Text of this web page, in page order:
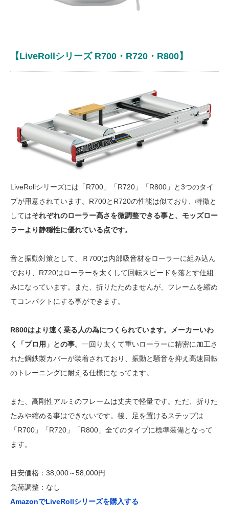
【LiveRollシリーズ R700・R720・R800】
LiveRollシリーズには「R700」「R720」「R800」と3つのタイ
プが用意されています。R700とR720の性能は似ており、特徴と
してはそれぞれのローラー高さを微調整できる事と、モッズロー
ラーより静穏性に優れている点です。
音と振動対策として、Ｒ700は内部吸音材をローラーに組み込ん
でおり、R720はローラーを太くして回転スピードを落とす仕組
みになっています。また、折りたためませんが、フレームを縮め
てコンパクトにする事ができます。
R800はより速く乗る人の為につくられています。メーカーいわ
く「プロ用」との事。 一回り太くて重いローラーに精密に加工さ
れた鋼鉄製カバーが装着されており、振動と騒音を抑え高速回転
のトレーニングに耐える仕様になってます。
また、高剛性アルミのフレームは丈夫で軽量です。ただ、折りた
たみや縮める事はできないです。後、足を置けるステップは
「R700」「R720」「R800」全てのタイプに標準装備となって
ます。
目安価格：38,000～58,000円
負荷調整：なし
AmazonでLiveRollシリーズを購入する